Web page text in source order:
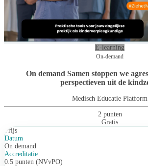
E-learning
On-demand
On demand Samen stoppen we
perspectieven uit de
Medisch Educatie Platform
2 punten
Gratis
Prijs
Datum
On demand
Accreditatie
0.5 punten (NVvPO)